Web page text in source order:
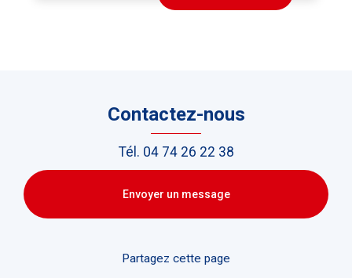
Contactez-nous
Tél. 04 74 26 22 38
Envoyer un message
Partagez cette page